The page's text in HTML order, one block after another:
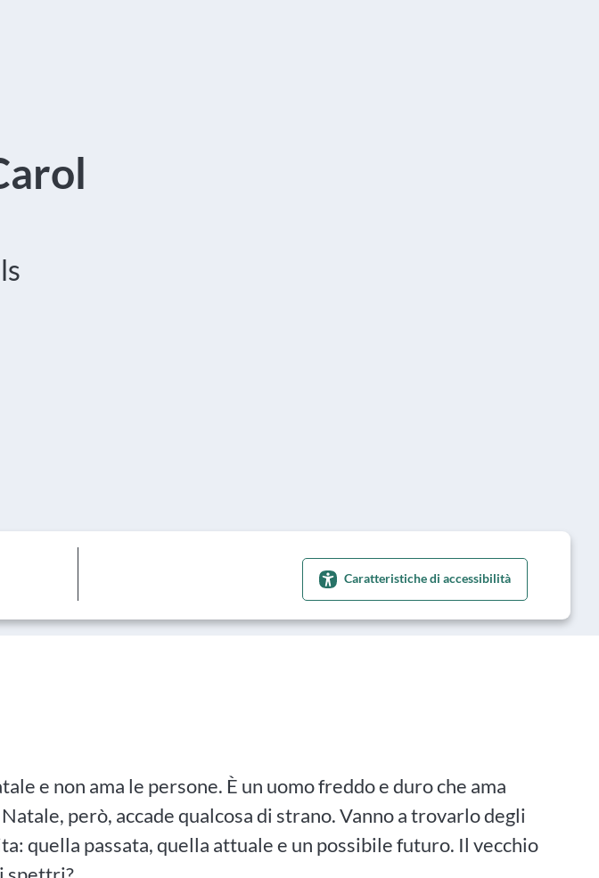
Caratteristiche di accessibilità
e non ama le persone. È un uomo freddo e duro che ama
però, accade qualcosa di strano. Vanno a trovarlo degli
quella passata, quella attuale e un possibile futuro. Il vecchio